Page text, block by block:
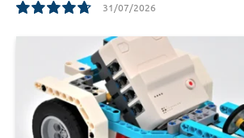
9.5
31/07/2026